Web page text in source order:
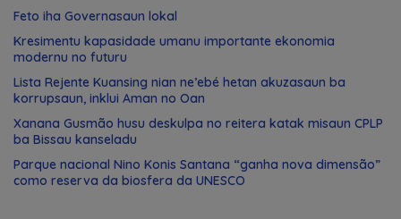
Feto iha Governasaun lokal
Kresimentu kapasidade umanu importante ekonomia
modernu no futuru
Lista Rejente Kuansing nian ne’ebé hetan akuzasaun ba
korrupsaun, inklui Aman no Oan
Xanana Gusmão husu deskulpa no reitera katak misaun CPLP
ba Bissau kanseladu
Parque nacional Nino Konis Santana “ganha nova dimensão”
como reserva da biosfera da UNESCO